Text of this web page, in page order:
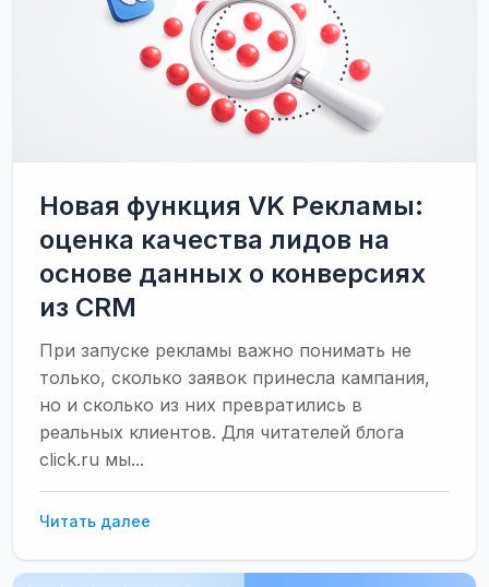
Россию
2026
году
Новая функция VK Рекламы:
оценка качества лидов на
основе данных о конверсиях
из CRM
При запуске рекламы важно понимать не
только, сколько заявок принесла кампания,
но и сколько из них превратились в
реальных клиентов. Для читателей блога
click.ru мы...
Читать далее